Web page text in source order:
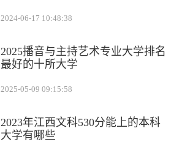
2024-06-17 10:48:38
2025播音与主持艺术专业大学排名
最好的十所大学
2025-05-09 09:15:58
2023年江西文科530分能上的本科
大学有哪些